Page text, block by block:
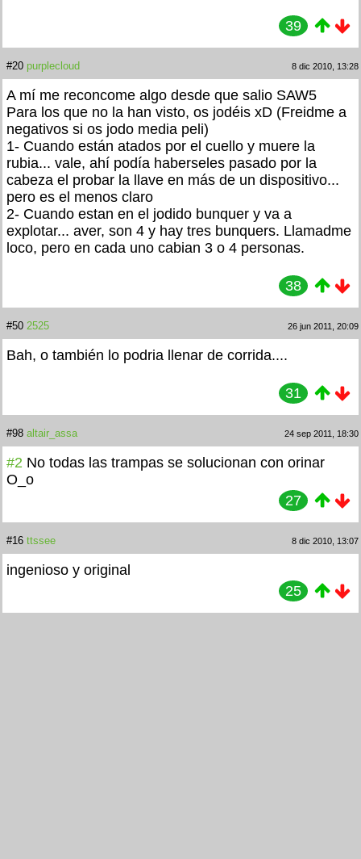
39
#20 purplecloud 8 dic 2010, 13:28
A mí me reconcome algo desde que salio SAW5
Para los que no la han visto, os jodéis xD (Freidme a
negativos si os jodo media peli)
1- Cuando están atados por el cuello y muere la
rubia... vale, ahí podía haberseles pasado por la
cabeza el probar la llave en más de un dispositivo...
pero es el menos claro
2- Cuando estan en el jodido bunquer y va a
explotar... aver, son 4 y hay tres bunquers. Llamadme
loco, pero en cada uno cabian 3 o 4 personas.
38
#50 2525 26 jun 2011, 20:09
Bah, o también lo podria llenar de corrida....
31
#98 altair_assa 24 sep 2011, 18:30
#2 No todas las trampas se solucionan con orinar
O_o
27
#16 ttssee 8 dic 2010, 13:07
ingenioso y original
25